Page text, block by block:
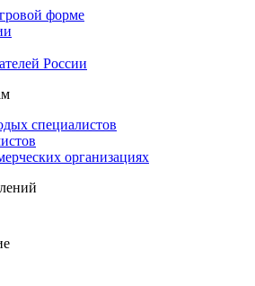
форме
России
специалистов
организациях